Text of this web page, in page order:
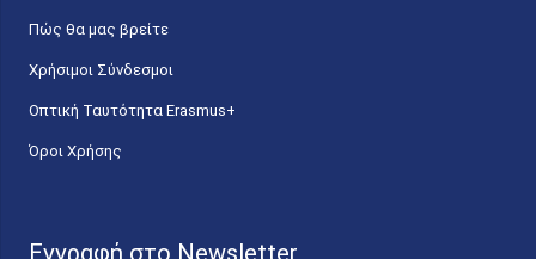
Πώς θα μας βρείτε
Χρήσιμοι Σύνδεσμοι
Οπτική Ταυτότητα Erasmus+
Όροι Χρήσης
Εγγραφή στο Newsletter